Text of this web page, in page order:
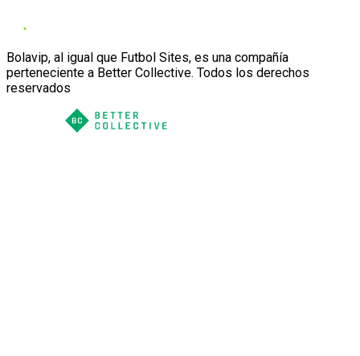
Bolavip, al igual que Futbol Sites, es una compañía
perteneciente a Better Collective. Todos los derechos
reservados